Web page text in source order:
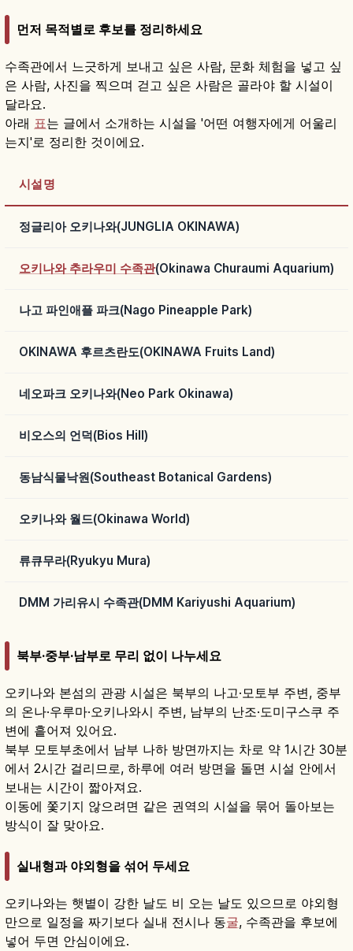
먼저 목적별로 후보를 정리하세요
수족관에서 느긋하게 보내고 싶은 사람, 문화 체험을 넣고 싶
은 사람, 사진을 찍으며 걷고 싶은 사람은 골라야 할 시설이
달라요.
아래 표는 글에서 소개하는 시설을 '어떤 여행자에게 어울리
는지'로 정리한 것이에요.
시설명
정글리아 오키나와(JUNGLIA OKINAWA)
오키나와 추라우미 수족관(Okinawa Churaumi Aquarium)
나고 파인애플 파크(Nago Pineapple Park)
OKINAWA 후르츠란도(OKINAWA Fruits Land)
네오파크 오키나와(Neo Park Okinawa)
비오스의 언덕(Bios Hill)
동남식물낙원(Southeast Botanical Gardens)
오키나와 월드(Okinawa World)
류큐무라(Ryukyu Mura)
DMM 가리유시 수족관(DMM Kariyushi Aquarium)
북부·중부·남부로 무리 없이 나누세요
오키나와 본섬의 관광 시설은 북부의 나고·모토부 주변, 중부
의 온나·우루마·오키나와시 주변, 남부의 난조·도미구스쿠 주
변에 흩어져 있어요.
북부 모토부초에서 남부 나하 방면까지는 차로 약 1시간 30분
에서 2시간 걸리므로, 하루에 여러 방면을 돌면 시설 안에서
보내는 시간이 짧아져요.
이동에 쫓기지 않으려면 같은 권역의 시설을 묶어 돌아보는
방식이 잘 맞아요.
실내형과 야외형을 섞어 두세요
오키나와는 햇볕이 강한 날도 비 오는 날도 있으므로 야외형
만으로 일정을 짜기보다 실내 전시나 동굴, 수족관을 후보에
넣어 두면 안심이에요.